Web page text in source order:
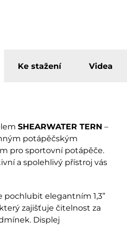
Ke stažení Videa
SHEARWATER TERN –
potápěčským
pro sportovní potápěče.
a spolehlivý přístroj vás
pochlubit elegantním 1,3”
zajišťuje čitelnost za
Displej